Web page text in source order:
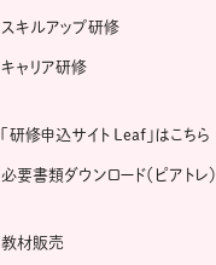
スキルアップ研修
キャリア研修
「研修申込サイト Leaf」はこちら
必要書類ダウンロード（ピアトレ）
教材販売